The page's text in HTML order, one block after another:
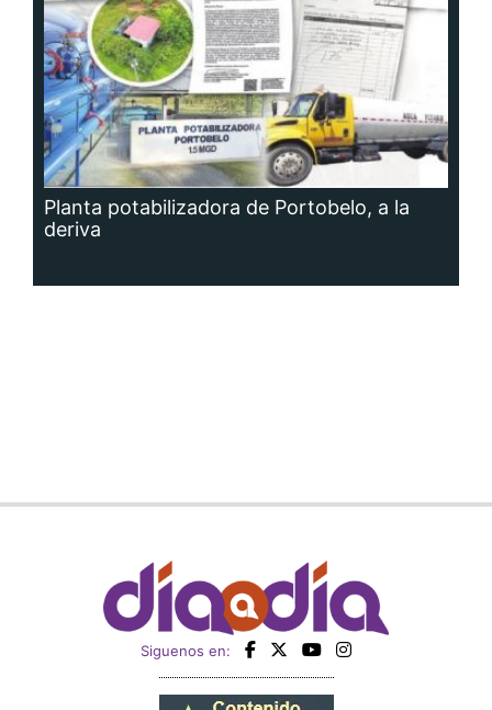
Planta potabilizadora de Portobelo, a la
deriva
Siguenos en: